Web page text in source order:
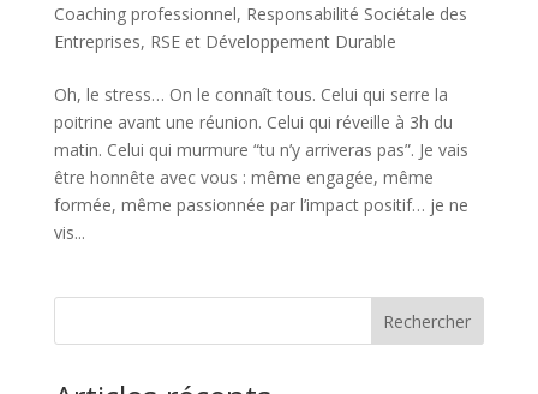
Coaching professionnel, Responsabilité Sociétale des
Entreprises, RSE et Développement Durable
Oh, le stress… On le connaît tous. Celui qui serre la
poitrine avant une réunion. Celui qui réveille à 3h du
matin. Celui qui murmure “tu n’y arriveras pas”. Je vais
être honnête avec vous : même engagée, même
formée, même passionnée par l’impact positif… je ne
vis...
Rechercher